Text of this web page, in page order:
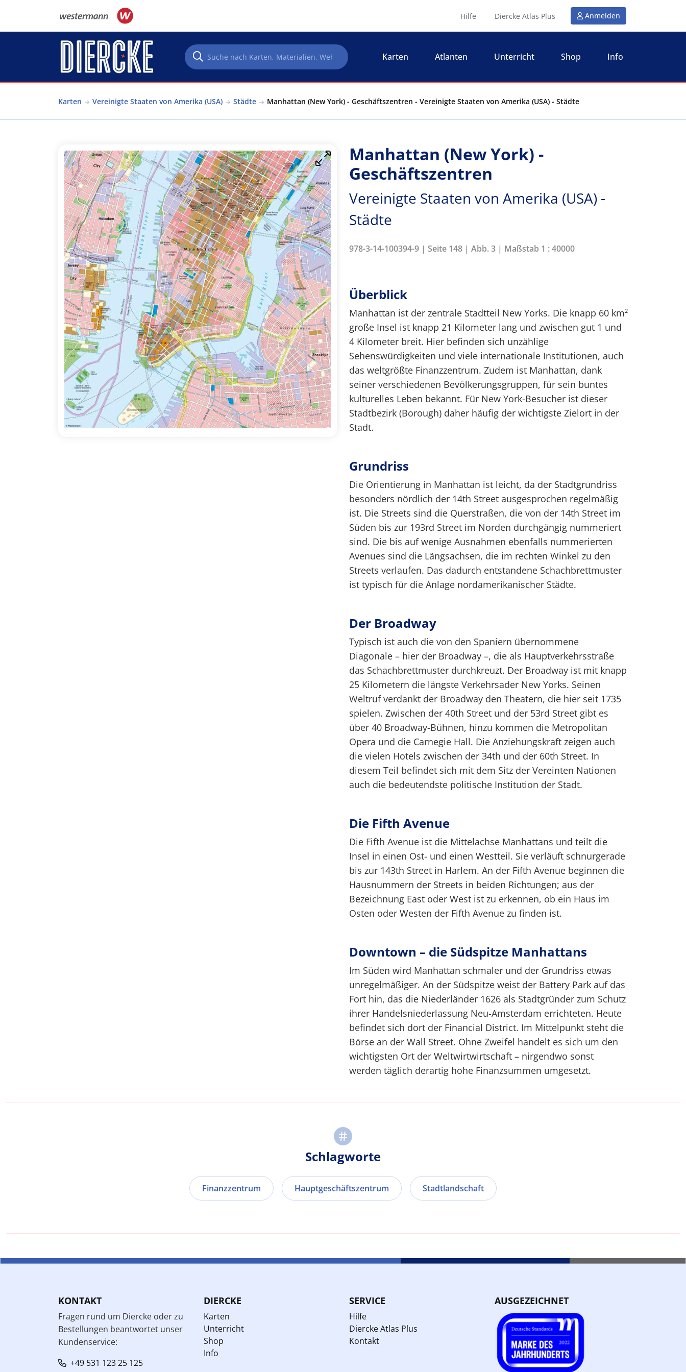
Hilfe Diercke Atlas Plus Anmelden
Karten Atlanten Unterricht Shop Info
Karten Vereinigte Staaten von Amerika (USA) Städte Manhattan (New York) - Geschäftszentren - Vereinigte Staaten von Amerika (USA) - Städte
Manhattan (New York) -
Geschäftszentren
Vereinigte Staaten von Amerika (USA) -
Städte
978-3-14-100394-9 | Seite 148 | Abb. 3 | Maßstab 1 : 40000
Überblick
Manhattan ist der zentrale Stadtteil New Yorks. Die knapp 60 km²
große Insel ist knapp 21 Kilometer lang und zwischen gut 1 und
4 Kilometer breit. Hier befinden sich unzählige
Sehenswürdigkeiten und viele internationale Institutionen, auch
das weltgrößte Finanzzentrum. Zudem ist Manhattan, dank
seiner verschiedenen Bevölkerungsgruppen, für sein buntes
kulturelles Leben bekannt. Für New York-Besucher ist dieser
Stadtbezirk (Borough) daher häufig der wichtigste Zielort in der
Stadt.
Grundriss
Die Orientierung in Manhattan ist leicht, da der Stadtgrundriss
besonders nördlich der 14th Street ausgesprochen regelmäßig
ist. Die Streets sind die Querstraßen, die von der 14th Street im
Süden bis zur 193rd Street im Norden durchgängig nummeriert
sind. Die bis auf wenige Ausnahmen ebenfalls nummerierten
Avenues sind die Längsachsen, die im rechten Winkel zu den
Streets verlaufen. Das dadurch entstandene Schachbrettmuster
ist typisch für die Anlage nordamerikanischer Städte.
Der Broadway
Typisch ist auch die von den Spaniern übernommene
Diagonale – hier der Broadway –, die als Hauptverkehrsstraße
das Schachbrettmuster durchkreuzt. Der Broadway ist mit knapp
25 Kilometern die längste Verkehrsader New Yorks. Seinen
Weltruf verdankt der Broadway den Theatern, die hier seit 1735
spielen. Zwischen der 40th Street und der 53rd Street gibt es
über 40 Broadway-Bühnen, hinzu kommen die Metropolitan
Opera und die Carnegie Hall. Die Anziehungskraft zeigen auch
die vielen Hotels zwischen der 34th und der 60th Street. In
diesem Teil befindet sich mit dem Sitz der Vereinten Nationen
auch die bedeutendste politische Institution der Stadt.
Die Fifth Avenue
Die Fifth Avenue ist die Mittelachse Manhattans und teilt die
Insel in einen Ost- und einen Westteil. Sie verläuft schnurgerade
bis zur 143th Street in Harlem. An der Fifth Avenue beginnen die
Hausnummern der Streets in beiden Richtungen; aus der
Bezeichnung East oder West ist zu erkennen, ob ein Haus im
Osten oder Westen der Fifth Avenue zu finden ist.
Downtown – die Südspitze Manhattans
Im Süden wird Manhattan schmaler und der Grundriss etwas
unregelmäßiger. An der Südspitze weist der Battery Park auf das
Fort hin, das die Niederländer 1626 als Stadtgründer zum Schutz
ihrer Handelsniederlassung Neu-Amsterdam errichteten. Heute
befindet sich dort der Financial District. Im Mittelpunkt steht die
Börse an der Wall Street. Ohne Zweifel handelt es sich um den
wichtigsten Ort der Weltwirtwirtschaft – nirgendwo sonst
werden täglich derartig hohe Finanzsummen umgesetzt.
Schlagworte
Finanzzentrum Hauptgeschäftszentrum Stadtlandschaft
KONTAKT
Fragen rund um Diercke oder zu
Bestellungen beantwortet unser
Kundenservice:
+49 531 123 25 125
DIERCKE
Karten
Unterricht
Shop
Info
SERVICE
Hilfe
Diercke Atlas Plus
Kontakt
AUSGEZEICHNET